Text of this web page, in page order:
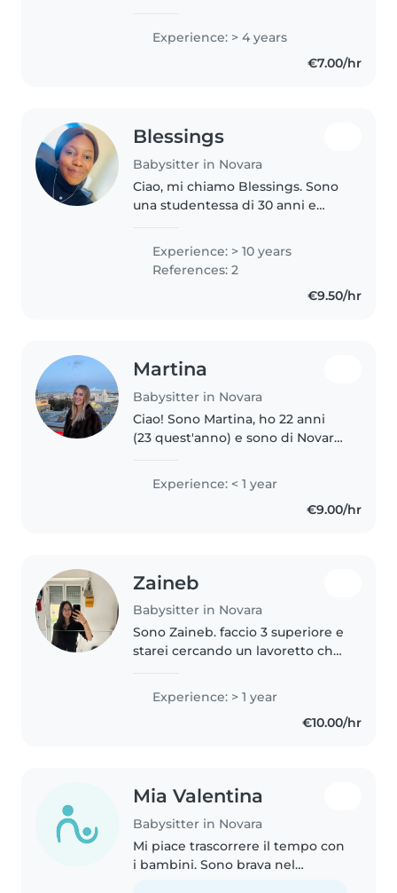
questo ruolo poiché ho sempre
avuto una grande affinità con i
bambini e mi fa piacere poter
Experience: > 4 years
€7.00/hr
Blessings
Babysitter in Novara
Ciao, mi chiamo Blessings. Sono
una studentessa di 30 anni e
di 20 mesi. Ho esperienza con
bambini che vanno dal neonato
ai 17 anni. Inoltre, ho un
Experience: > 10 years
References: 2
€9.50/hr
Martina
Babysitter in Novara
Ciao! Sono Martina, ho 22 anni
(23 quest'anno) e sono di Novara.
ma ho anche svolto un anno
Experience: < 1 year
€9.00/hr
Zaineb
Babysitter in Novara
Sono Zaineb. faccio 3 superiore e
starei cercando un lavoretto che
tutta la settimana ho fatto
l’animatrice per parecchio
Experience: > 1 year
€10.00/hr
Mia Valentina
Babysitter in Novara
Mi piace trascorrere il tempo con
i bambini. Sono brava nel